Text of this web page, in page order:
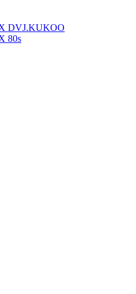
DVJ.KUKOO
80s